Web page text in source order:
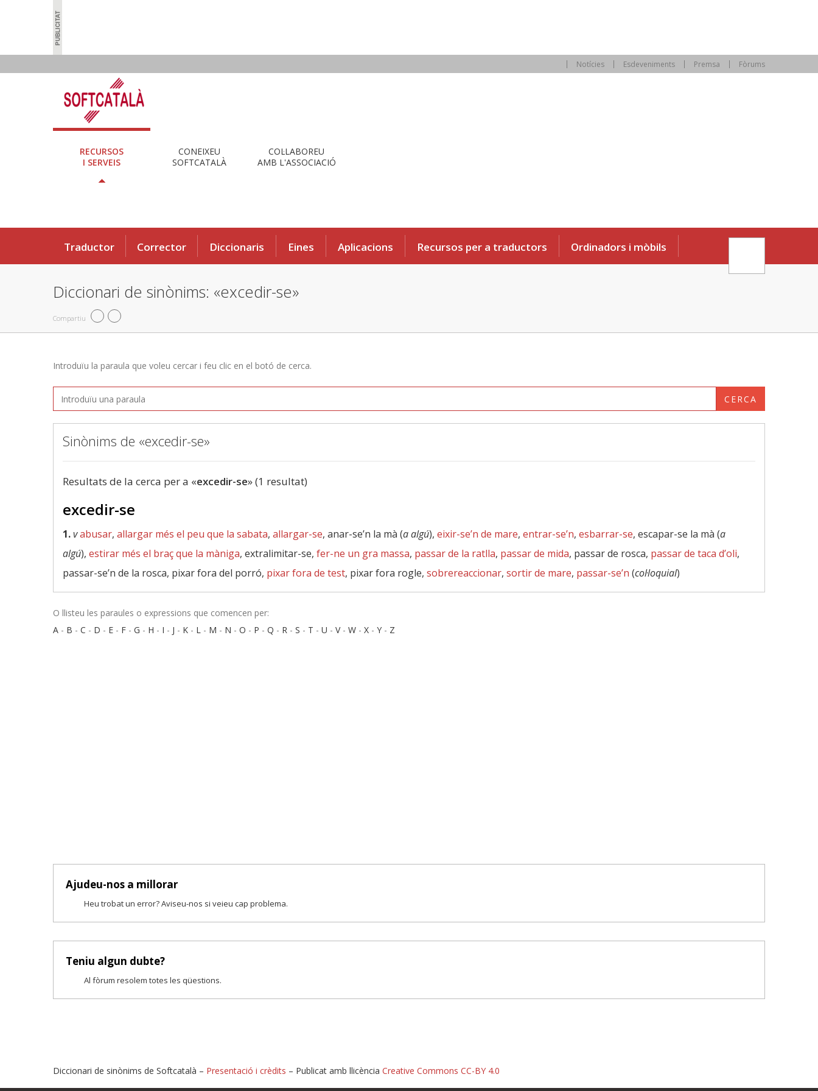
Notícies Esdeveniments Premsa Fòrums
RECURSOS
I SERVEIS
CONEIXEU
SOFTCATALÀ
COL·LABOREU
AMB L'ASSOCIACIÓ
Traductor Corrector Diccionaris Eines Aplicacions Recursos per a traductors Ordinadors i mòbils
Diccionari de sinònims: «excedir-se»
Compartiu
Introduïu la paraula que voleu cercar i feu clic en el botó de cerca.
CERCA
Sinònims de «excedir-se»
Resultats de la cerca per a «excedir-se» (1 resultat)
excedir-se
1.vabusar, allargar més el peu que la sabata, allargar-se, anar-se’n la mà (a algú), eixir-se’n de mare, entrar-se’n, esbarrar-se, escapar-se la mà (a
algú), estirar més el braç que la màniga, extralimitar-se, fer-ne un gra massa, passar de la ratlla, passar de mida, passar de rosca, passar de taca d’oli,
passar-se’n de la rosca, pixar fora del porró, pixar fora de test, pixar fora rogle, sobrereaccionar, sortir de mare, passar-se’n (col·loquial)
O llisteu les paraules o expressions que comencen per:
A - B - C - D - E - F - G - H - I - J - K - L - M - N - O - P - Q - R - S - T - U - V- W - X - Y - Z
Ajudeu-nos a millorar
Heu trobat un error? Aviseu-nos si veieu cap problema.
Teniu algun dubte?
Al fòrum resolem totes les qüestions.
Diccionari de sinònims de Softcatalà – Presentació i crèdits – Publicat amb llicència Creative Commons CC-BY 4.0